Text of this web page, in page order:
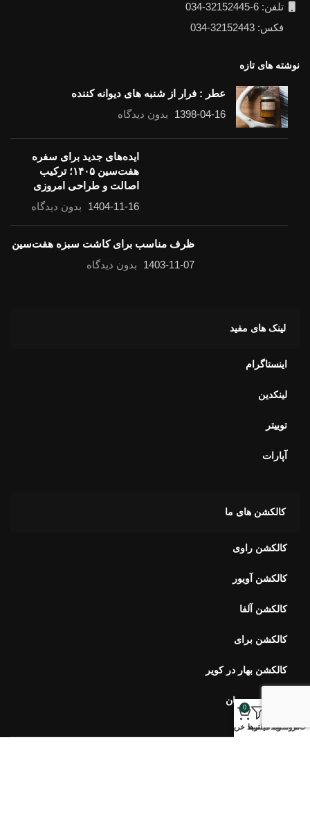
تلفن: 6-32152445-034
فکس: 32152443-034
نوشته های تازه
عطر : فرار از شنبه های دیوانه کننده
1398-04-16
بدون دیدگاه
ایده‌های جدید برای سفره
هفت‌سین ۱۴۰۵؛ ترکیب
اصالت و طراحی امروزی
1404-11-16
بدون دیدگاه
ظرف مناسب برای کاشت سبزه هفت‌سین
1403-11-07
بدون دیدگاه
لینک های مفید
اینستاگرام
لینکدین
توییتر
آپارات
کالکشن های ما
کالکشن راوی
کالکشن آویور
کالکشن آلفا
کالکشن برای
کالکشن بهار در کویر
کالکشن مرجان
خانهفروشگاهوبلاگفیلترها
0
سبد خرید